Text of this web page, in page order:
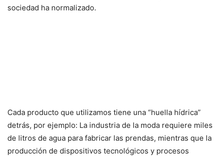
sociedad ha normalizado.
Cada producto que utilizamos tiene una “huella hídrica”
detrás, por ejemplo: La industria de la moda requiere miles
de litros de agua para fabricar las prendas, mientras que la
producción de dispositivos tecnológicos y procesos